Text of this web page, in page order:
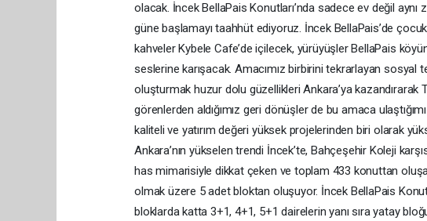
olacak. İncek BellaPais Konutları’nda sadece ev değil
güne başlamayı taahhüt ediyoruz. İncek BellaPais’de
kahveler Kybele Cafe’de içilecek, yürüyüşler BellaPais
seslerine karışacak. Amacımız birbirini tekrarlayan sosyal
oluşturmak huzur dolu güzellikleri Ankara’ya kazandırarak
görenlerden aldığımız geri dönüşler de bu amaca
kaliteli ve yatırım değeri yüksek projelerinden biri olarak
Ankara’nın yükselen trendi İncek’te, Bahçeşehir Koleji
has mimarisiyle dikkat çeken ve toplam 433 konuttan
olmak üzere 5 adet bloktan oluşuyor. İncek BellaPais
bloklarda katta 3+1, 4+1, 5+1 dairelerin yanı sıra yatay